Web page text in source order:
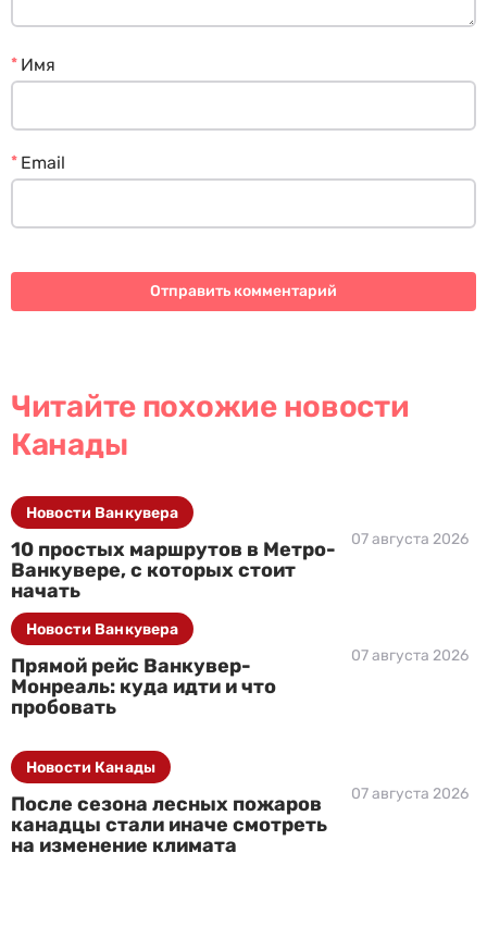
Имя
*
Email
*
Читайте похожие новости
Канады
10 простых маршрутов в Метро-
Ванкувере, с которых стоит
начать
07 августа 2026
Новости Ванкувера
Прямой рейс Ванкувер-
Монреаль: куда идти и что
пробовать
07 августа 2026
Новости Ванкувера
После сезона лесных пожаров
канадцы стали иначе смотреть
на изменение климата
07 августа 2026
Новости Канады